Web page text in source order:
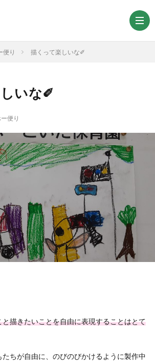
便り 描くって楽しいな✐
いな✐
便り
描きたいことを自由に表現することはとて
ちが自由に、のびのびかけるように製作中